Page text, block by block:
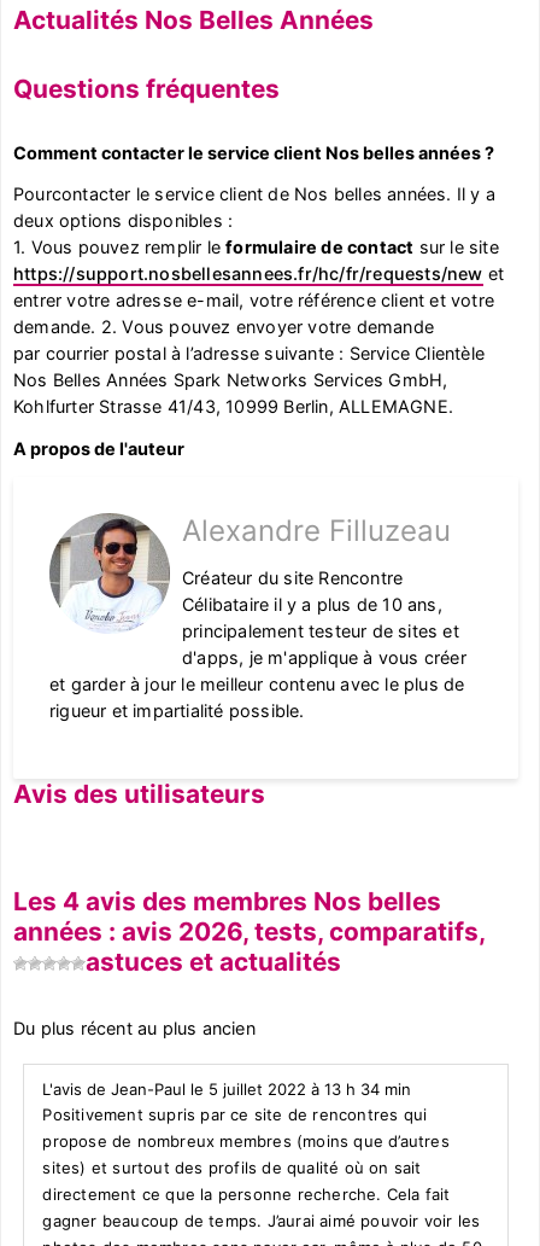
Actualités Nos Belles Années
Questions fréquentes
Comment contacter le service client Nos belles années ?
Pourcontacter le service client de Nos belles années. Il y a
deux options disponibles :
1. Vous pouvez remplir leformulaire de contact sur le site
https://support.nosbellesannees.fr/hc/fr/requests/new et
entrer votre adresse e-mail, votre référence client et votre
demande. 2. Vous pouvez envoyer votre demande
par courrier postal à l’adresse suivante : Service Clientèle
Nos Belles Années Spark Networks Services GmbH,
Kohlfurter Strasse 41/43, 10999 Berlin, ALLEMAGNE.
A propos de l'auteur
Alexandre Filluzeau
Créateur du site Rencontre
Célibataire il y a plus de 10 ans,
principalement testeur de sites et
d'apps, je m'applique à vous créer
et garder à jour le meilleur contenu avec le plus de
rigueur et impartialité possible.
Avis des utilisateurs
Les 4 avis des membres Nos belles
années : avis 2026, tests, comparatifs,
astuces et actualités
Du plus récent au plus ancien
L'avis de Jean-Paul le 5 juillet 2022 à 13 h 34 min
Positivement supris par ce site de rencontres qui
propose de nombreux membres (moins que d’autres
sites) et surtout des profils de qualité où on sait
directement ce que la personne recherche. Cela fait
gagner beaucoup de temps. J’aurai aimé pouvoir voir les